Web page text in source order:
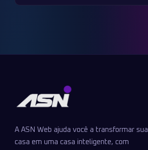
A ASN Web ajuda você a transformar sua
casa em uma casa inteligente, com